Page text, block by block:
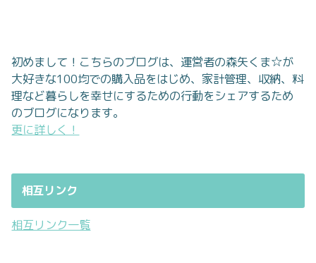
初めまして！こちらのブログは、運営者の森矢くま☆が
大好きな100均での購入品をはじめ、家計管理、収納、料
理など暮らしを幸せにするための行動をシェアするため
のブログになります。
更に詳しく！
相互リンク
相互リンク一覧